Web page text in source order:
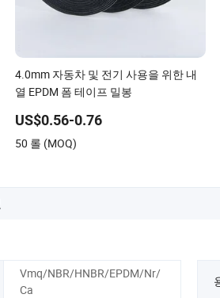
4.0mm 자동차 및 전기 사용을 위한 내
열 EPDM 폼 테이프 밀봉
US$0.56-0.76
50 롤 (MOQ)
Vmq/NBR/HNBR/EPDM/Nr/
Ca